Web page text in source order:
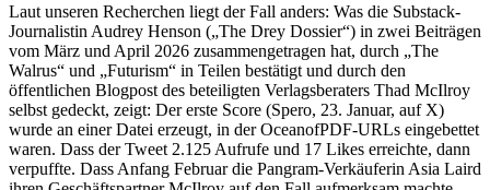
Laut unseren Recherchen liegt der Fall anders: Was die Substack-
Journalistin Audrey Henson („The Drey Dossier“) in zwei Beiträgen
vom März und April 2026 zusammengetragen hat, durch „The
Walrus“ und „Futurism“ in Teilen bestätigt und durch den
öffentlichen Blogpost des beteiligten Verlagsberaters Thad McIlroy
selbst gedeckt, zeigt: Der erste Score (Spero, 23. Januar, auf X)
wurde an einer Datei erzeugt, in der OceanofPDF-URLs eingebettet
waren. Dass der Tweet 2.125 Aufrufe und 17 Likes erreichte, dann
verpuffte. Dass Anfang Februar die Pangram-Verkäuferin Asia Laird